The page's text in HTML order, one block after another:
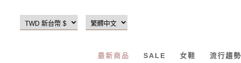
最新商品 SALE 女鞋 流行趨勢